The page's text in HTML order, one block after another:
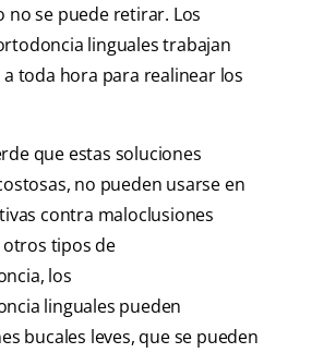
no se puede retirar. Los
linguales trabajan
toda hora para realinear los
que estas soluciones
no pueden usarse en
contra maloclusiones
otros tipos de
los
linguales pueden
bucales leves, que se pueden